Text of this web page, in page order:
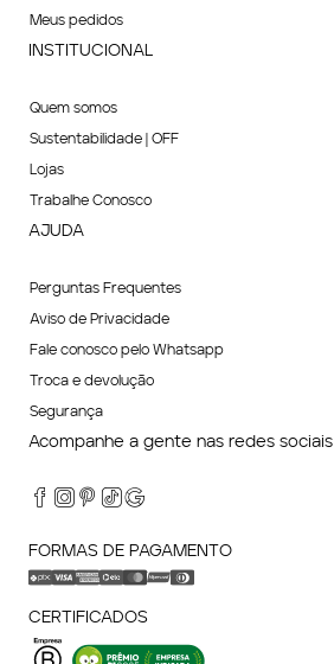
Meus pedidos
INSTITUCIONAL
Quem somos
Sustentabilidade | OFF
Lojas
Trabalhe Conosco
AJUDA
Perguntas Frequentes
Aviso de Privacidade
Fale conosco pelo Whatsapp
Troca e devolução
Segurança
Acompanhe a gente nas redes sociais
FORMAS DE PAGAMENTO
CERTIFICADOS